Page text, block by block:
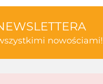
nowościami!